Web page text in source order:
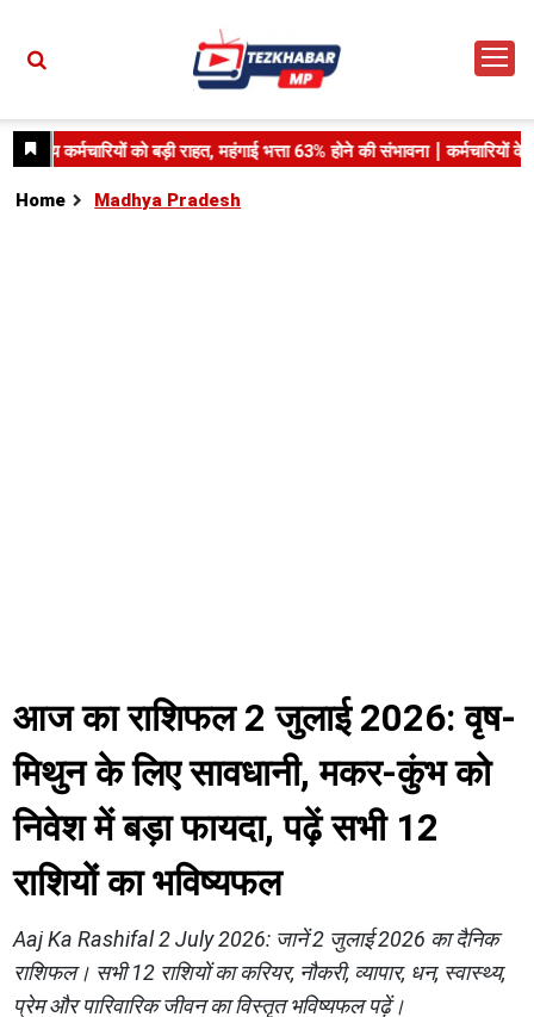
Home Madhya Pradesh
आज का राशिफल 2 जुलाई 2026: वृष-
मिथुन के लिए सावधानी, मकर-कुंभ को
निवेश में बड़ा फायदा, पढ़ें सभी 12
राशियों का भविष्यफल
Aaj Ka Rashifal 2 July 2026: जानें 2 जुलाई 2026 का दैनिक
राशिफल। सभी 12 राशियों का करियर, नौकरी, व्यापार, धन, स्वास्थ्य,
प्रेम और पारिवारिक जीवन का विस्तृत भविष्यफल पढ़ें।